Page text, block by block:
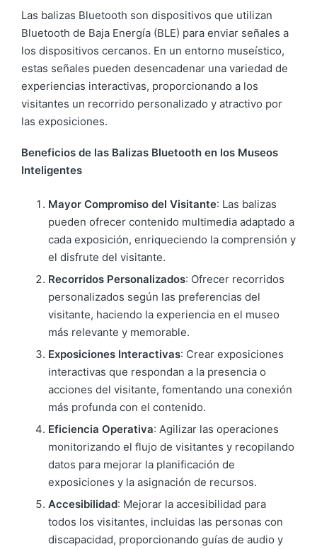
Las balizas Bluetooth son dispositivos que utilizan
Bluetooth de Baja Energía (BLE) para enviar señales a
los dispositivos cercanos. En un entorno museístico,
estas señales pueden desencadenar una variedad de
experiencias interactivas, proporcionando a los
visitantes un recorrido personalizado y atractivo por
las exposiciones.
Beneficios de las Balizas Bluetooth en los Museos
Inteligentes
Mayor Compromiso del Visitante: Las balizas
pueden ofrecer contenido multimedia adaptado a
cada exposición, enriqueciendo la comprensión y
el disfrute del visitante.
Recorridos Personalizados: Ofrecer recorridos
personalizados según las preferencias del
visitante, haciendo la experiencia en el museo
más relevante y memorable.
Exposiciones Interactivas: Crear exposiciones
interactivas que respondan a la presencia o
acciones del visitante, fomentando una conexión
más profunda con el contenido.
Eficiencia Operativa: Agilizar las operaciones
monitorizando el flujo de visitantes y recopilando
datos para mejorar la planificación de
exposiciones y la asignación de recursos.
Accesibilidad: Mejorar la accesibilidad para
todos los visitantes, incluidas las personas con
discapacidad, proporcionando guías de audio y